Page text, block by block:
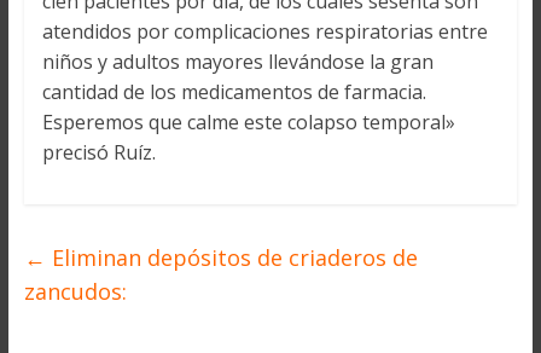
atendidos por complicaciones respiratorias entre
niños y adultos mayores llevándose la gran
cantidad de los medicamentos de farmacia.
Esperemos que calme este colapso temporal»
precisó Ruíz.
← Eliminan depósitos de criaderos de
zancudos: